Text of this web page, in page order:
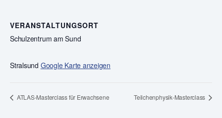
VERANSTALTUNGSORT
Schulzentrum am Sund
Stralsund Google Karte anzeigen
ATLAS-Masterclass für Erwachsene Teilchenphysik-Masterclass